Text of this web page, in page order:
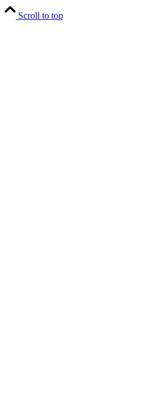
April 7, 2026
Scroll to top